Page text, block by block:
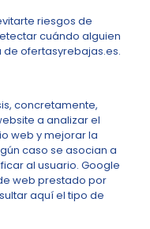
riesgos de
cuándo alguien
ofertasyrebajas.es.
concretamente,
a analizar el
web y mejorar la
caso se asocian a
al usuario. Google
web prestado por
aquíel tipo de